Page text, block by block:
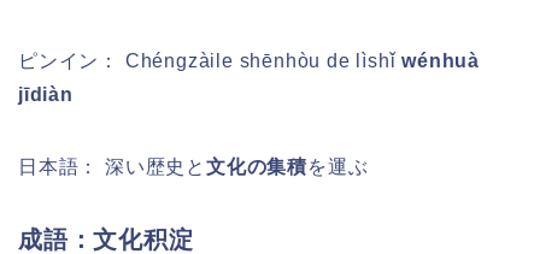
ピンイン： Chéngzàile shēnhòu de lìshǐwénhuà
jīdiàn
日本語： 深い歴史と 文化の集積を運ぶ
成語：文化积淀